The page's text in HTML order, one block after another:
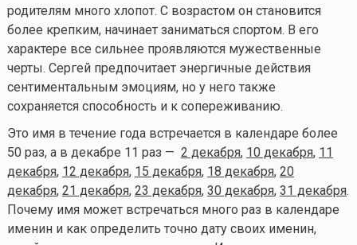
родителям много хлопот. С возрастом он становится
более крепким, начинает заниматься спортом. В его
характере все сильнее проявляются мужественные
черты. Сергей предпочитает энергичные действия
сентиментальным эмоциям, но у него также
сохраняется способность и к сопереживанию.
Это имя в течение года встречается в календаре более
50 раз, а в декабре 11 раз — 2 декабря, 10 декабря, 11
декабря, 12 декабря, 15 декабря, 18 декабря, 20
декабря, 21 декабря, 23 декабря, 30 декабря, 31 декабря.
Почему имя может встречаться много раз в календаре
именин и как определить точно дату своих именин,